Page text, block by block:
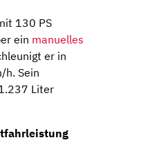
130 PS
ein manuelles
er in
h. Sein
Liter